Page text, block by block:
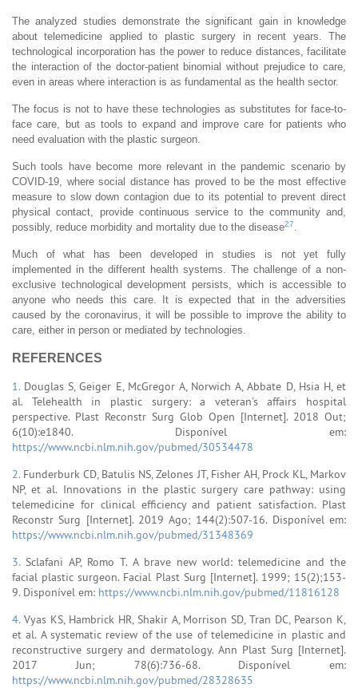
The analyzed studies demonstrate the significant gain in knowledge
about telemedicine applied to plastic surgery in recent years. The
technological incorporation has the power to reduce distances, facilitate
the interaction of the doctor-patient binomial without prejudice to care,
even in areas where interaction is as fundamental as the health sector.
The focus is not to have these technologies as substitutes for face-to-
face care, but as tools to expand and improve care for patients who
need evaluation with the plastic surgeon.
Such tools have become more relevant in the pandemic scenario by
COVID-19, where social distance has proved to be the most effective
measure to slow down contagion due to its potential to prevent direct
physical contact, provide continuous service to the community and,
possibly, reduce morbidity and mortality due to the disease27
Much of what has been developed in studies is not yet fully
implemented in the different health systems. The challenge of a non-
exclusive technological development persists, which is accessible to
anyone who needs this care. It is expected that in the adversities
caused by the coronavirus, it will be possible to improve the ability to
care, either in person or mediated by technologies.
REFERENCES
1. Douglas S, Geiger E, McGregor A, Norwich A, Abbate D, Hsia H, et
al. Telehealth in plastic surgery: a veteran's affairs hospital
perspective. Plast Reconstr Surg Glob Open [Internet]. 2018 Out;
6(10):e1840. Disponível em:
https://www.ncbi.nlm.nih.gov/pubmed/30534478
2. Funderburk CD, Batulis NS, Zelones JT, Fisher AH, Prock KL, Markov
NP, et al. Innovations in the plastic surgery care pathway: using
telemedicine for clinical efficiency and patient satisfaction. Plast
Reconstr Surg [Internet]. 2019 Ago; 144(2):507-16. Disponível em:
https://www.ncbi.nlm.nih.gov/pubmed/31348369
3. Sclafani AP, Romo T. A brave new world: telemedicine and the
facial plastic surgeon. Facial Plast Surg [Internet]. 1999; 15(2);153-
9. Disponível em: https://www.ncbi.nlm.nih.gov/pubmed/11816128
4. Vyas KS, Hambrick HR, Shakir A, Morrison SD, Tran DC, Pearson K,
et al. A systematic review of the use of telemedicine in plastic and
reconstructive surgery and dermatology. Ann Plast Surg [Internet].
2017 Jun; 78(6):736-68. Disponível em:
https://www.ncbi.nlm.nih.gov/pubmed/28328635